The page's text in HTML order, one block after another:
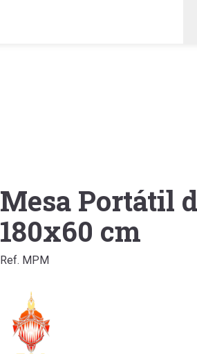
Mesa Portátil
180x60 cm
Ref. MPM